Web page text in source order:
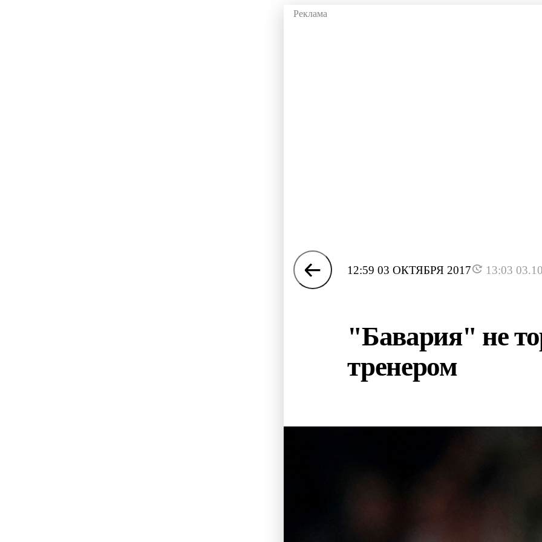
12:59 03 ОКТЯБРЯ 2017 13:03
"Бавария" не
тренером